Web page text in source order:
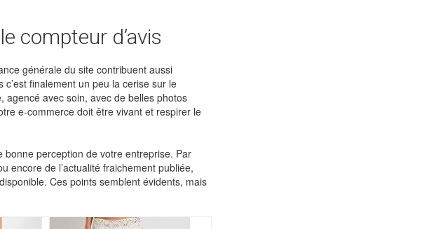
compteur d’avis
générale du site contribuent aussi
c’est finalement un peu la cerise sur le
agencé avec soin, avec de belles photos
e-commerce doit être vivant et respirer le
bonne perception de votre entreprise. Par
encore de l’actualité fraichement publiée,
Ces points semblent évidents, mais